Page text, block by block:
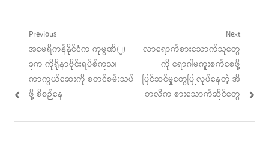
Post
navigation
Previous
Previous
post:
အမေရိကန်နိုင်ငံက ကုမ္ပဏီ(၂)
ခုက ကိုရိုနာဗိုင်းရပ်စ်ကုသ၊
ကာကွယ်ဆေးကို စတင်စမ်းသပ်
ဖို့ စီစဉ်နေ
Next
Next
လာရောက်စားသောက်သူတွေ
ကို ရောဂါမကူးစက်စေဖို့
ပြင်ဆင်မှုတွေပြုလုပ်နေတဲ့ အီ
တလီက စားသောက်ဆိုင်တွေ